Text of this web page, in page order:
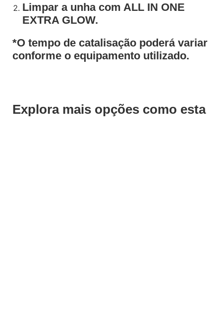
Limpar a unha com ALL IN ONE
EXTRA GLOW.
*O tempo de catalisação poderá variar
conforme o equipamento utilizado.
Explora mais opções como esta